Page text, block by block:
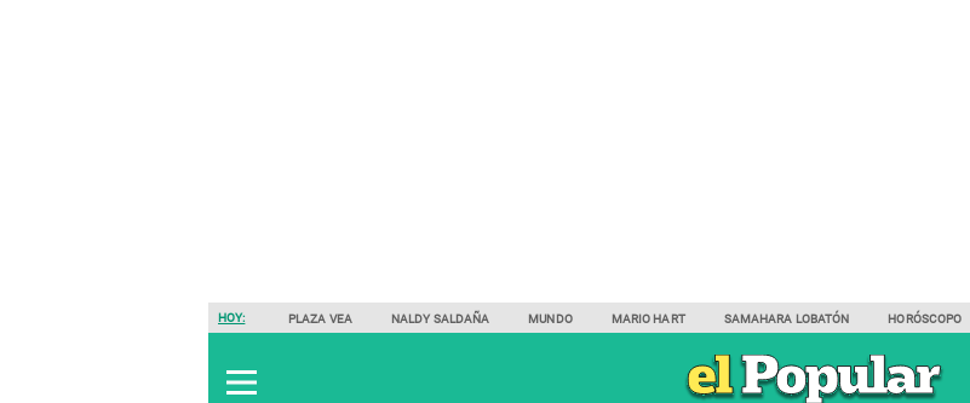
HOY: PLAZA VEA NALDY SALDAÑA MUNDO MARIO HART SAMAHARA LOBATÓN HORÓSCOPO